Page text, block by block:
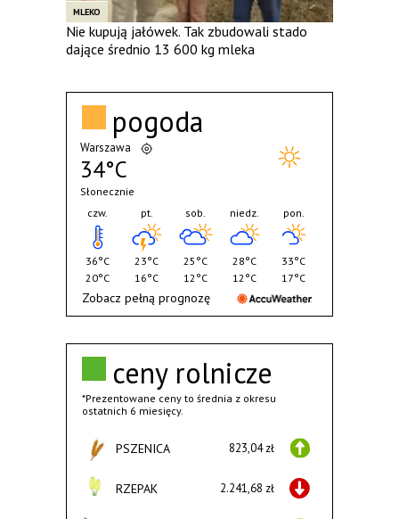
MLEKO
Nie kupują jałówek. Tak zbudowali stado
dające średnio 13 600 kg mleka
ceny rolnicze
*Prezentowane ceny to średnia z okresu
ostatnich 6 miesięcy.
PSZENICA 823,04 zł
RZEPAK 2.241,68 zł
pogoda
Warszawa
34°C
Słonecznie
czw.
36°C
20°C
pt.
23°C
16°C
sob.
25°C
12°C
niedz.
28°C
12°C
pon.
33°C
17°C
Zobacz pełną prognozę